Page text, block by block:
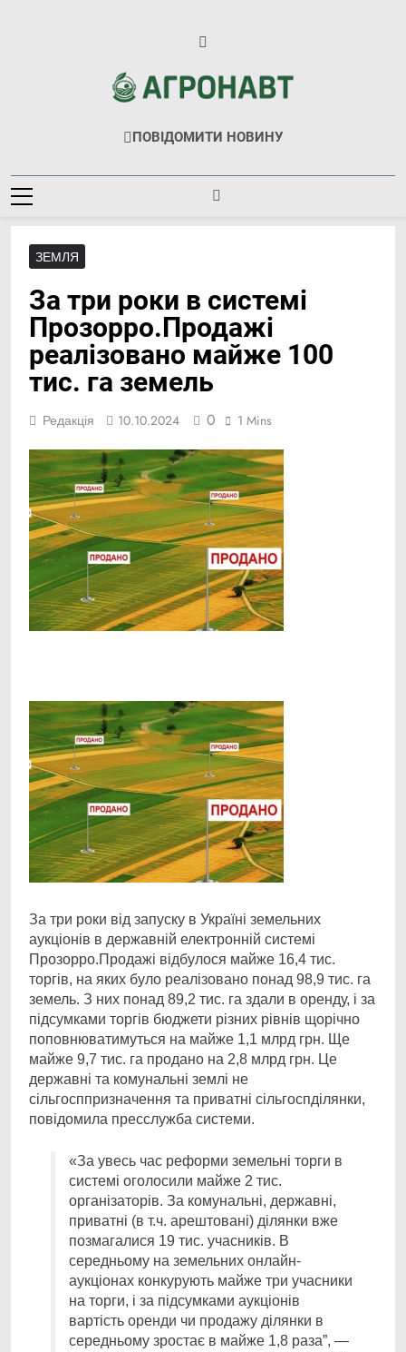
Агронавт
Новини Українського Агробізнесу
ПОВІДОМИТИ НОВИНУ
ЗЕМЛЯ
За три роки в системі
Прозорро.Продажі
реалізовано майже 100
тис. га земель
Редакція 10.10.2024 0 1 Mins
Link
За три роки від запуску в Україні земельних
аукціонів в державній електронній системі
Прозорро.Продажі відбулося майже 16,4 тис.
торгів, на яких було реалізовано понад 98,9 тис. га
земель. З них понад 89,2 тис. га здали в оренду, і за
підсумками торгів бюджети різних рівнів щорічно
поповнюватимуться на майже 1,1 млрд грн. Ще
майже 9,7 тис. га продано на 2,8 млрд грн. Це
державні та комунальні землі не
сільгосппризначення та приватні сільгоспділянки,
повідомила пресслужба системи.
«За увесь час реформи земельні торги в
системі оголосили майже 2 тис.
організаторів. За комунальні, державні,
приватні (в т.ч. арештовані) ділянки вже
позмагалися 19 тис. учасників. В
середньому на земельних онлайн-
аукціонах конкурують майже три учасники
на торги, і за підсумками аукціонів
вартість оренди чи продажу ділянки в
середньому зростає в майже 1,8 раза”, —